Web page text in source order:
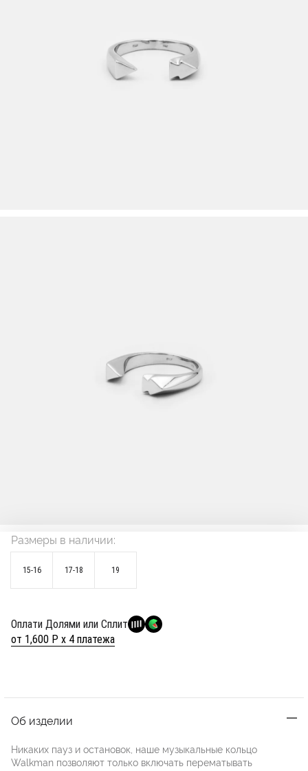
Размеры в наличии:
15-16 17-18 19
Оплати Долями или Сплит
от 1,600 Р х 4 платежа
Об изделии
Никаких пауз и остановок, наше музыкальные кольцо
Walkman позволяют только включать перематывать